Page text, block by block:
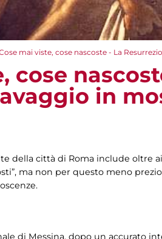
mai viste, cose nascoste - La
cose
in
della città di Roma include
ma non per questo meno
di Messina, dopo un accurato